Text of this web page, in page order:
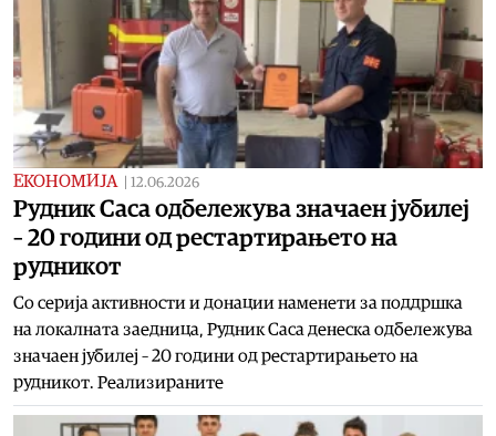
ЕКОНОМИЈА 12.06.2026
Рудник Саса одбележува значаен јубилеј
– 20 години од рестартирањето на
рудникот
Со серија активности и донации наменети за поддршка
на локалната заедница, Рудник Саса денеска одбележува
значаен јубилеј – 20 години од рестартирањето на
рудникот. Реализираните